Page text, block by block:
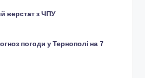
верстат з ЧПУ
погоди у Тернополі на 7